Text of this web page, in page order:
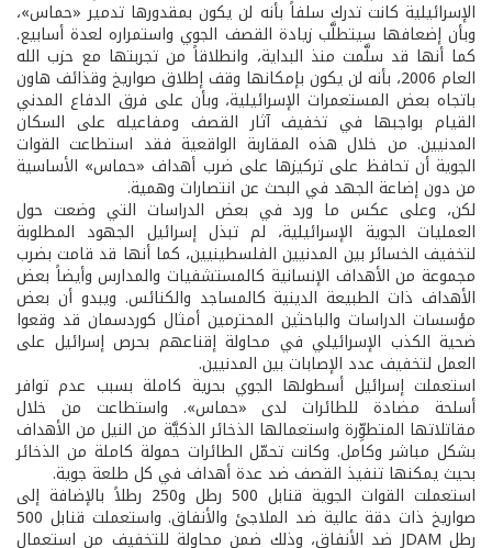
الإسرائيلية كانت تدرك سلفاً بأنه لن يكون بمقدورها تدمير «حماس»،
وبأن إضعافها سيتطلَّب زيادة القصف الجوي واستمراره لعدة أسابيع.
كما أنها قد سلَّمت منذ البداية، وانطلاقاً من تجربتها مع حزب الله
العام 2006، بأنه لن يكون بإمكانها وقف إطلاق صواريخ وقذائف هاون
باتجاه بعض المستعمرات الإسرائيلية، وبأن على فرق الدفاع المدني
القيام بواجبها في تخفيف آثار القصف ومفاعيله على السكان
المدنيين. من خلال هذه المقاربة الواقعية فقد استطاعت القوات
الجوية أن تحافظ على تركيزها على ضرب أهداف «حماس» الأساسية
من دون إضاعة الجهد في البحث عن انتصارات وهمية.
لكن، وعلى عكس ما ورد في بعض الدراسات التي وضعت حول
العمليات الجوية الإسرائيلية، لم تبذل إسرائيل الجهود المطلوبة
لتخفيف الخسائر بين المدنيين الفلسطينيين، كما أنها قد قامت بضرب
مجموعة من الأهداف الإنسانية كالمستشفيات والمدارس وأيضاً بعض
الأهداف ذات الطبيعة الدينية كالمساجد والكنائس. ويبدو أن بعض
مؤسسات الدراسات والباحثين المحترمين أمثال كوردسمان قد وقعوا
ضحية الكذب الإسرائيلي في محاولة إقناعهم بحرص إسرائيل على
العمل لتخفيف عدد الإصابات بين المدنيين.
استعملت إسرائيل أسطولها الجوي بحرية كاملة بسبب عدم توافر
أسلحة مضادة للطائرات لدى «حماس». واستطاعت من خلال
مقاتلاتها المتطوِّرة واستعمالها الذخائر الذكيَّة من النيل من الأهداف
بشكل مباشر وكامل. وكانت تحمّل الطائرات حمولة كاملة من الذخائر
بحيث يمكنها تنفيذ القصف ضد عدة أهداف في كل طلعة جوية.
استعملت القوات الجوية قنابل 500 رطل و250 رطلاً بالإضافة إلى
صواريخ ذات دقة عالية ضد الملاجئ والأنفاق. واستعملت قنابل 500
رطل JDAM ضد الأنفاق، وذلك ضمن محاولة للتخفيف من استعمال